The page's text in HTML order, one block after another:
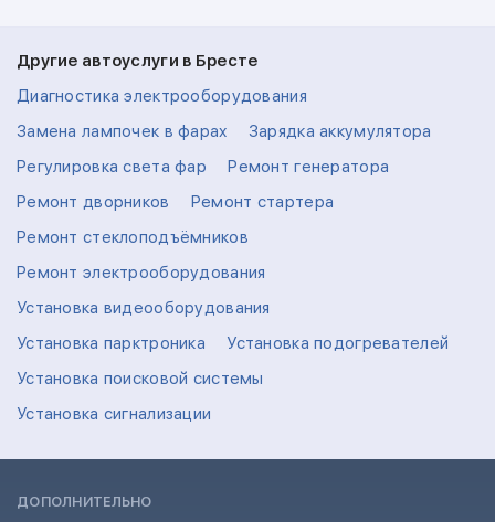
Другие автоуслуги в Бресте
Диагностика электрооборудования
Замена лампочек в фарах
Зарядка аккумулятора
Регулировка света фар
Ремонт генератора
Ремонт дворников
Ремонт стартера
Ремонт стеклоподъёмников
Ремонт электрооборудования
Установка видеооборудования
Установка парктроника
Установка подогревателей
Установка поисковой системы
Установка сигнализации
ДОПОЛНИТЕЛЬНО